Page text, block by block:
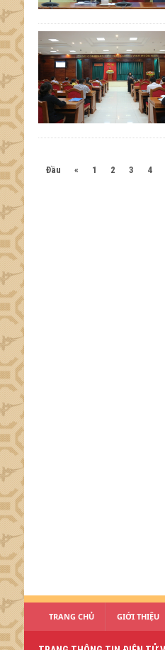
Đầu « 1 2 3 4
TRANG CHỦ GIỚI THIỆU